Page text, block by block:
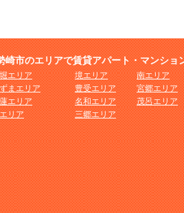
崎市のエリアで賃貸アパート・マンショ
エリア
まエリア
エリア
リア
境エリア
豊受エリア
名和エリア
三郷エリア
南エリア
宮郷エリア
茂呂エリア